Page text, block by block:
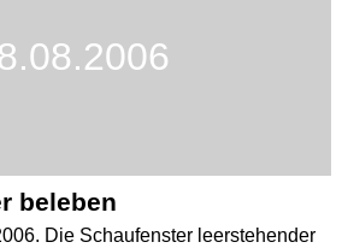
beleben
Die Schaufenster leerstehender